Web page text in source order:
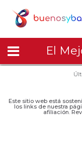
El
Este sitio web está
los links de nuestra
afiliación.